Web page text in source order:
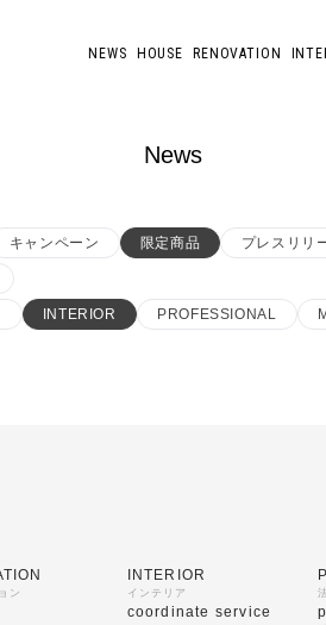
NEWS HOUSE RENOVATION
News
キャンペーン 限定商品 プレスリリ
INTERIOR PROFESSIONAL
ン
INTERIOR
インテリア
coordinate service